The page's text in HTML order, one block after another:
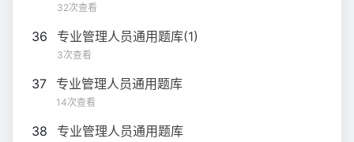
32次查看
36 专业管理人员通用题库(1)
3次查看
37 专业管理人员通用题库
14次查看
38 专业管理人员通用题库